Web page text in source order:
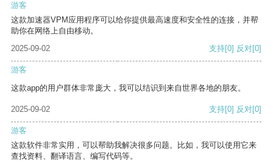
游客
这款加速器VPM应用程序可以给你提供最高速度和安全性的连接，并帮
助你在网络上自由移动。
2025-09-02
支持[0] 反对[0]
游客
这款app的用户群体非常庞大，我可以结识到来自世界各地的朋友。
2025-09-02 支持[0] 反对[0]
游客
这款软件非常实用，可以帮助我解决很多问题。比如，我可以使用它来
查找资料、翻译语言、编写代码等。